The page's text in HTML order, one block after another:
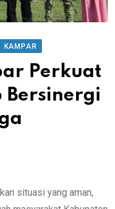
KAMPAR
Perkuat
Bersinergi
situasi yang aman,